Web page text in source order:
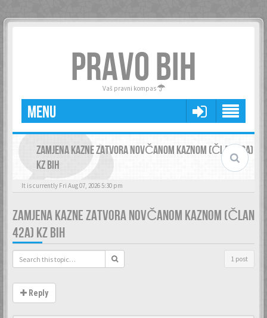
PRAVO BIH
Vaš pravni kompas
MENU
ZAMJENA KAZNE ZATVORA NOVČANOM KAZNOM (ČLAN 42A)
KZ BIH
It is currently Fri Aug 07, 2026 5:30 pm
ZAMJENA KAZNE ZATVORA NOVČANOM KAZNOM (ČLAN
42A) KZ BIH
1 post
Reply